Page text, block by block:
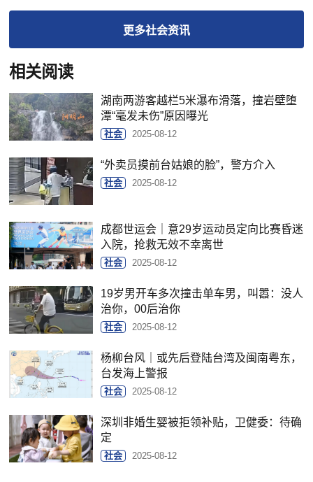
更多社会资讯
相关阅读
湖南两游客越栏5米瀑布滑落，撞岩壁堕
潭“毫发未伤”原因曝光
社会 2025-08-12
“外卖员摸前台姑娘的脸”，警方介入
社会 2025-08-12
成都世运会｜意29岁运动员定向比赛昏迷
入院，抢救无效不幸离世
社会 2025-08-12
19岁男开车多次撞击单车男，叫嚣：没人
治你，00后治你
社会 2025-08-12
杨柳台风｜或先后登陆台湾及闽南粤东，
台发海上警报
社会 2025-08-12
深圳非婚生婴被拒领补贴，卫健委：待确
定
社会 2025-08-12